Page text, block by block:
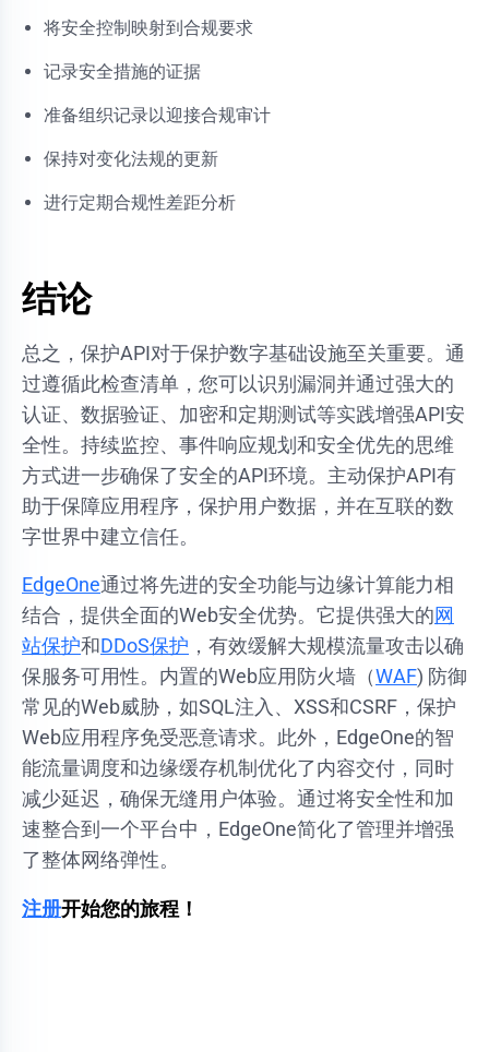
将安全控制映射到合规要求
记录安全措施的证据
准备组织记录以迎接合规审计
保持对变化法规的更新
进行定期合规性差距分析
结论
总之，保护API对于保护数字基础设施至关重要。通
过遵循此检查清单，您可以识别漏洞并通过强大的
认证、数据验证、加密和定期测试等实践增强API安
全性。持续监控、事件响应规划和安全优先的思维
方式进一步确保了安全的API环境。主动保护API有
助于保障应用程序，保护用户数据，并在互联的数
字世界中建立信任。
EdgeOne通过将先进的安全功能与边缘计算能力相
结合，提供全面的Web安全优势。它提供强大的网
站保护和DDoS保护 ，有效缓解大规模流量攻击以确
保服务可用性。内置的Web应用防火墙（WAF) 防御
常见的Web威胁，如SQL注入、XSS和CSRF，保护
Web应用程序免受恶意请求。此外，EdgeOne的智
能流量调度和边缘缓存机制优化了内容交付，同时
减少延迟，确保无缝用户体验。通过将安全性和加
速整合到一个平台中，EdgeOne简化了管理并增强
了整体网络弹性。
注册开始您的旅程！